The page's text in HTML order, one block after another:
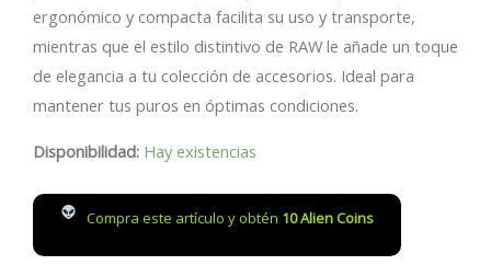
ergonómico y compacta facilita su uso y transporte,
mientras que el estilo distintivo de RAW le añade un toque
de elegancia a tu colección de accesorios. Ideal para
mantener tus puros en óptimas condiciones.
Disponibilidad: Hay existencias
Compra este artículo y obtén 10Alien Coins